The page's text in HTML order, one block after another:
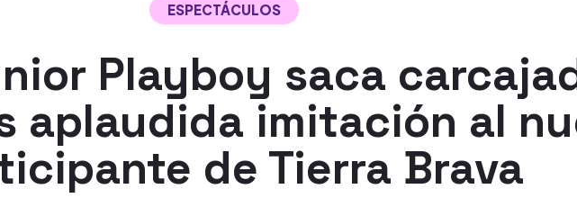
ESPECTÁCULOS
Playboy saca
aplaudida imitación al
de Tierra Brava